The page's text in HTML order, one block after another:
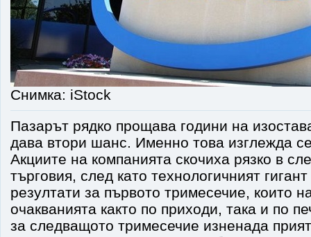
Снимка: iStock
Пазарът рядко прощава години на
дава втори шанс. Именно това изглежда
Акциите на компанията скочиха рязко в
търговия, след като технологичният
резултати за първото тримесечие, които
очакванията както по приходи, така и по
за следващото тримесечие изненада